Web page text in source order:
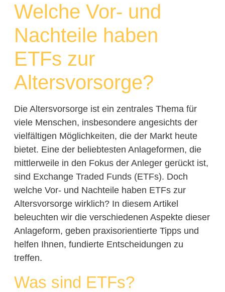
Welche Vor- und
Nachteile haben
ETFs zur
Altersvorsorge?
Die Altersvorsorge ist ein zentrales Thema für
viele Menschen, insbesondere angesichts der
vielfältigen Möglichkeiten, die der Markt heute
bietet. Eine der beliebtesten Anlageformen, die
mittlerweile in den Fokus der Anleger gerückt ist,
sind Exchange Traded Funds (ETFs). Doch
welche Vor- und Nachteile haben ETFs zur
Altersvorsorge wirklich? In diesem Artikel
beleuchten wir die verschiedenen Aspekte dieser
Anlageform, geben praxisorientierte Tipps und
helfen Ihnen, fundierte Entscheidungen zu
treffen.
Was sind ETFs?